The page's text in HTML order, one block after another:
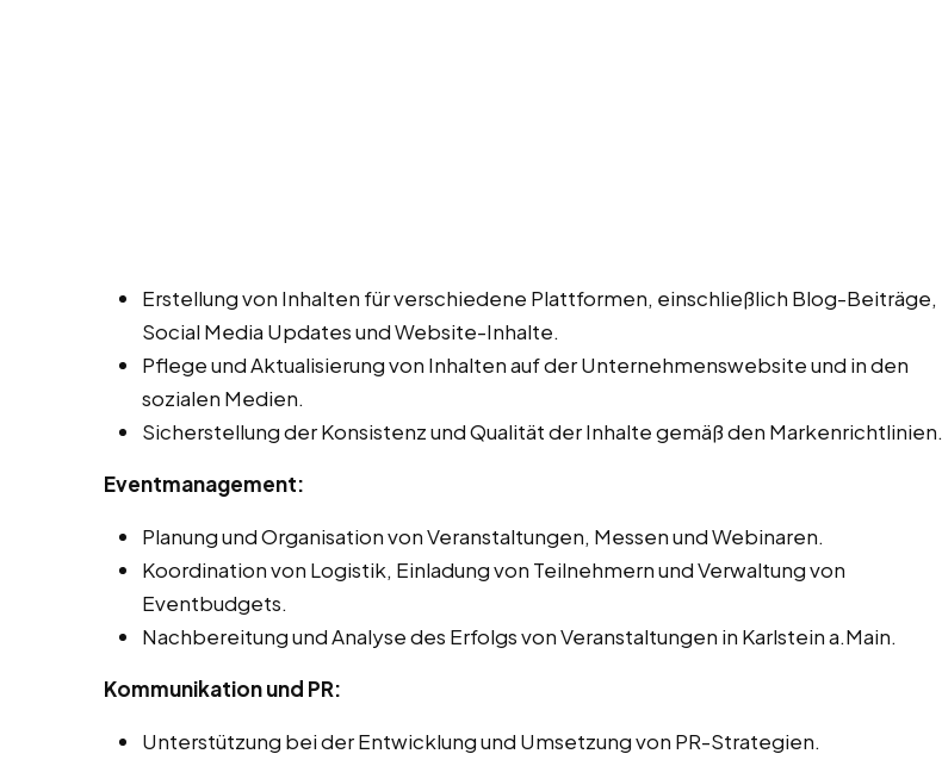
Erstellung von Inhalten für verschiedene Plattformen, einschließlich Blog-Beiträge,
Social Media Updates und Website-Inhalte.
Pflege und Aktualisierung von Inhalten auf der Unternehmenswebsite und in den
sozialen Medien.
Sicherstellung der Konsistenz und Qualität der Inhalte gemäß den Markenrichtlinien.
Eventmanagement:
Planung und Organisation von Veranstaltungen, Messen und Webinaren.
Koordination von Logistik, Einladung von Teilnehmern und Verwaltung von
Eventbudgets.
Nachbereitung und Analyse des Erfolgs von Veranstaltungen in Karlstein a.Main.
Kommunikation und PR:
Unterstützung bei der Entwicklung und Umsetzung von PR-Strategien.